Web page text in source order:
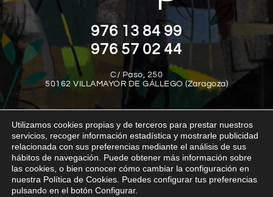
976 13 84 99
976 57 02 44
C/ Paso, 250
50162 VILLAMAYOR DE GÁLLEGO (Zaragoza)
Aviso legal Política de privacidad
Política de cookies
Política interna del canal de denuncias
Transparencia
Utilizamos cookies propias y de terceros para prestar nuestros
servicios, recoger información estadística y mostrarle publicidad
relacionada con sus preferencias mediante el análisis de sus
hábitos de navegación. Puede obtener más información sobre
las cookies, o bien conocer cómo cambiar la configuración en
nuestra Política de Cookies. Puedes configurar tus preferencias
pulsando en el botón Configurar.